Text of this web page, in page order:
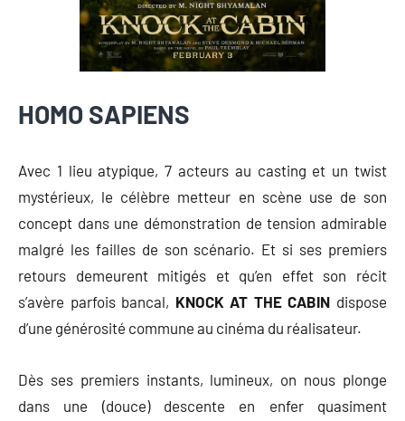
HOMO SAPIENS
Avec 1 lieu atypique, 7 acteurs au casting et un twist
mystérieux, le célèbre metteur en scène use de son
concept dans une démonstration de tension admirable
malgré les failles de son scénario. Et si ses premiers
retours demeurent mitigés et qu’en effet son récit
s’avère parfois bancal, KNOCK AT THE CABIN dispose
d’une générosité commune au cinéma du réalisateur.
Dès ses premiers instants, lumineux, on nous plonge
dans une (douce) descente en enfer quasiment